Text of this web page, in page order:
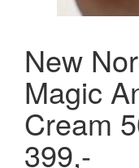
New
Magic
Cream
399,-